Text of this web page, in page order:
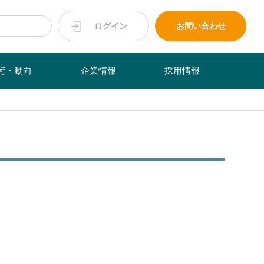
ログイン お問い合わせ
・動向 企業情報 採用情報